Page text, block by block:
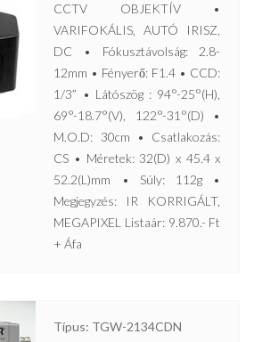
CCTV OBJEKTÍV •
VARIFOKÁLIS, AUTÓ IRISZ,
DC • Fókusztávolság: 2.8-
12mm • Fényerő: F1.4 • CCD:
1/3” • Látószög : 94°-25°(H),
69°-18.7°(V), 122°-31°(D) •
M.O.D: 30cm • Csatlakozás:
CS • Méretek: 32(D) x 45.4 x
52.2(L)mm • Súly: 112g •
Megjegyzés: IR KORRIGÁLT,
MEGAPIXEL Listaár: 9.870.- Ft
+ Áfa
Típus: TGW-2134CDN